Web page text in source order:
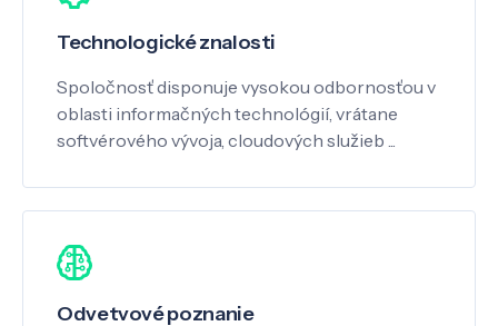
Technologické znalosti
Spoločnosť disponuje vysokou odbornosťou v
oblasti informačných technológií, vrátane
softvérového vývoja, cloudových služieb ...
Odvetvové poznanie